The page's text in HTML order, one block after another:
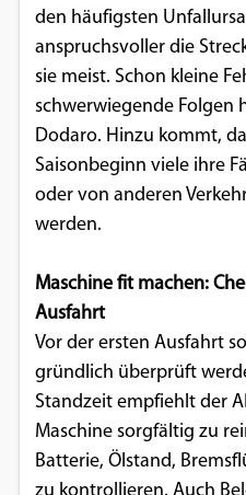
den häufigsten
anspruchsvoller die
sie meist. Schon kleine
schwerwiegende Folgen
Dodaro. Hinzu kommt,
Saisonbeginn viele ihre
oder von anderen
werden.
Maschine fit machen:
Ausfahrt
Vor der ersten Ausfahrt
gründlich überprüft
Standzeit empfiehlt der
Maschine sorgfältig zu
Batterie, Ölstand,
YouTube
Vimeo
Google Maps
Anbieter: